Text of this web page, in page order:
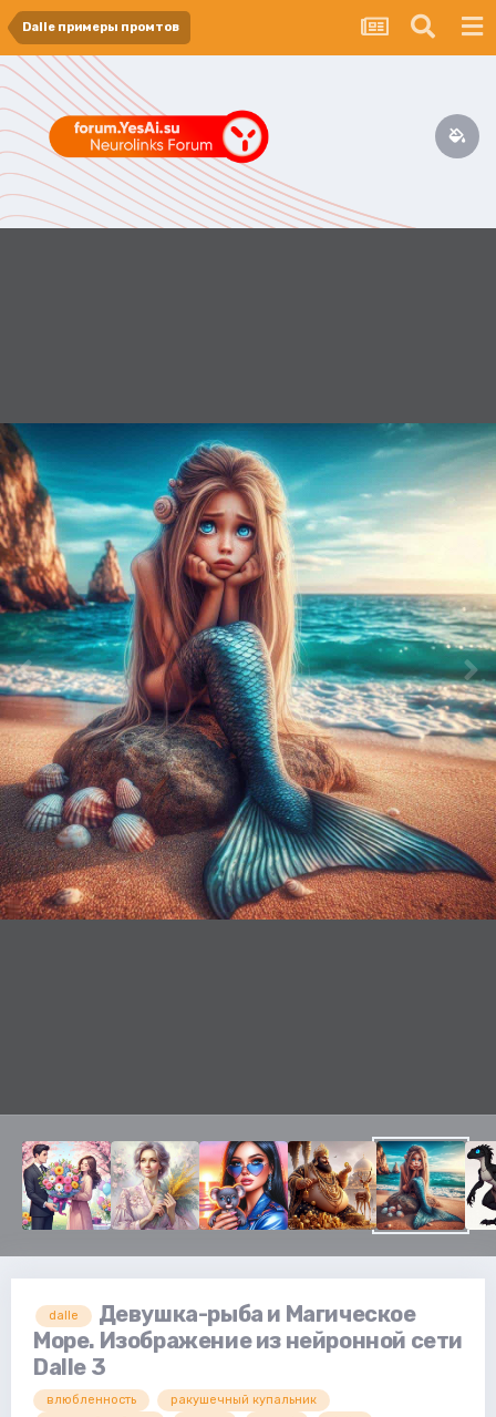
Dalle примеры промтов
dalle
Девушка-рыба и Магическое
Море. Изображение из нейронной сети
Dalle 3
влюбленность
ракушечный купальник